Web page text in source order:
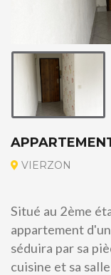
VIERZON
Situé au 2ème
appartement
séduira par sa
cuisine et sa